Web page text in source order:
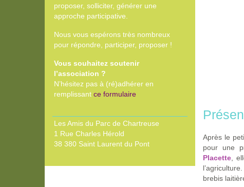
Après le
pour une
Placette,
brebis
proposer, solliciter, générer une
approche participative.
Nous vous espérons très nombreux
pour répondre, participer, proposer !
Vous souhaitez soutenir
l’association ?
N’hésitez pas à (ré)adhérer en
remplissant ce formulaire
Les Amis du Parc de Chartreuse
1 Rue Charles Hérold
38 380 Saint Laurent du Pont